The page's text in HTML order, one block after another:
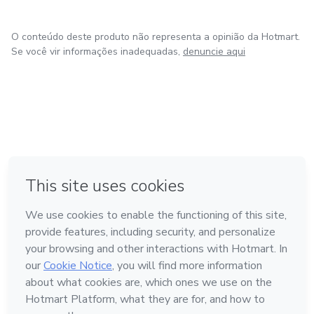
O conteúdo deste produto não representa a opinião da Hotmart.
Se você vir informações inadequadas, denuncie aqui
Feito com ❤ na Cidade do México
Conheça a Hotmart
Idioma